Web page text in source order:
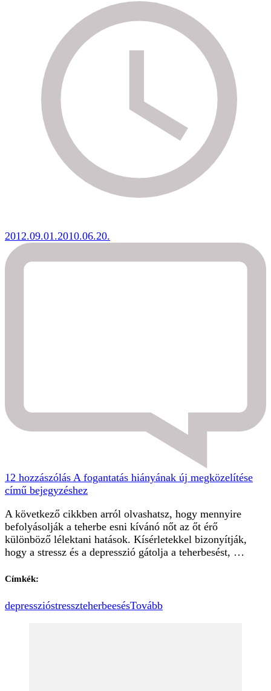
2012.09.01.2010.06.20.
12 hozzászólás A fogantatás hiányának új megközelítése
című bejegyzéshez
A következő cikkben arról olvashatsz, hogy mennyire
befolyásolják a teherbe esni kívánó nőt az őt érő
különböző lélektani hatások. Kísérletekkel bizonyítják,
hogy a stressz és a depresszió gátolja a teherbesést, …
Címkék:
depresszióstresszteherbeesésTovább